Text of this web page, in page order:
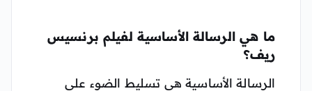
ما هي الرسالة الأساسية لفيلم برنسيس
ريف؟
الرسالة الأساسية هي تسليط الضوء على